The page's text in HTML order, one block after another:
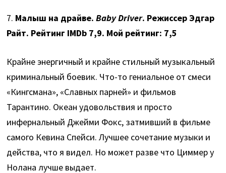
7. Малыш на драйве.Baby Driver. Режиссер Эдгар
Райт. Рейтинг IMDb 7,9. Мой рейтинг: 7,5
Крайне энергичный и крайне стильный музыкальный
криминальный боевик. Что-то гениальное от смеси
«Кингсмана», «Славных парней» и фильмов
Тарантино. Океан удовольствия и просто
инфернальный Джейми Фокс, затмивший в фильме
самого Кевина Спейси. Лучшее сочетание музыки и
действа, что я видел. Но может разве что Циммер у
Нолана лучше выдает.